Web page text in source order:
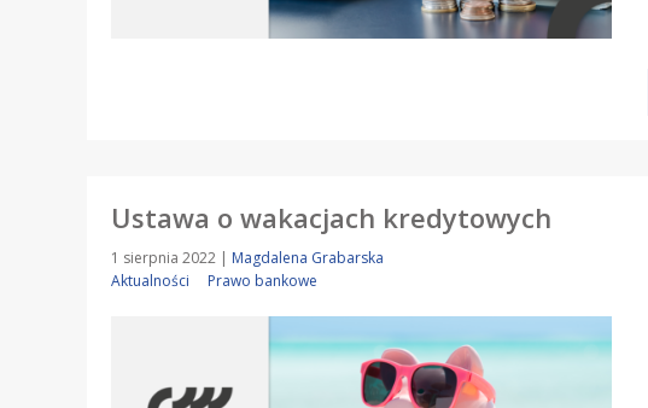
Ustawa o wakacjach kredytowych
1 sierpnia 2022 | Magdalena Grabarska
Aktualności
Prawo bankowe